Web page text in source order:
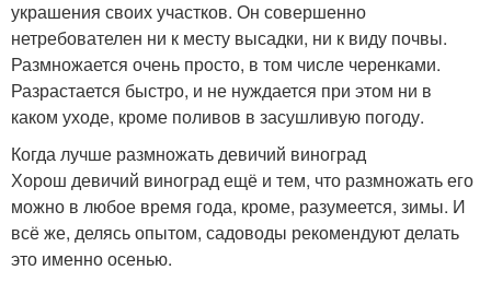
украшения своих участков. Он совершенно
нетребователен ни к месту высадки, ни к виду почвы.
Размножается очень просто, в том числе черенками.
Разрастается быстро, и не нуждается при этом ни в
каком уходе, кроме поливов в засушливую погоду.
Когда лучше размножать девичий виноград
Хорош девичий виноград ещё и тем, что размножать его
можно в любое время года, кроме, разумеется, зимы. И
всё же, делясь опытом, садоводы рекомендуют делать
это именно осенью.